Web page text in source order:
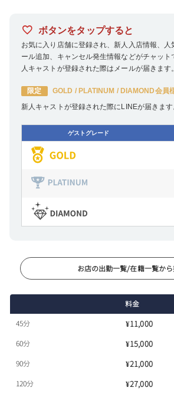
20:20
20:30
20:40
21:00
21:50
22:00
ボタンをタップすると
お気に入り店舗に登録され、新人入店情報、人
ール追加、キャンセル発生情報などがチャッ
人キャストが登録された際はメールが届きます。
限定
GOLD / PLATINUM / DIAMOND会員
新人キャストが登録された際にLINEが届きます
ゲストグレード
お店の出勤一覧/在籍一覧か
料金
45分
¥11,000
60分 ¥15,000
90分 ¥21,000
120分 ¥27,000